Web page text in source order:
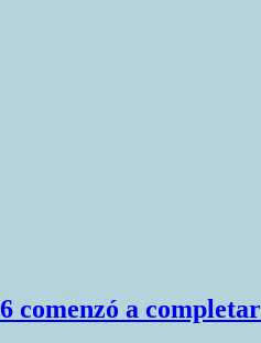
comenzó a